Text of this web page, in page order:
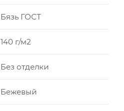
Бязь ГОСТ
140 г/м2
Без отделки
Бежевый